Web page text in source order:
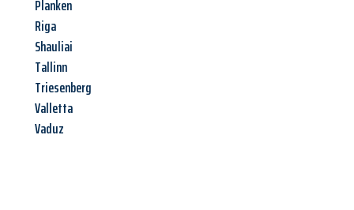
Planken
Riga
Shauliai
Tallinn
Triesenberg
Valletta
Vaduz